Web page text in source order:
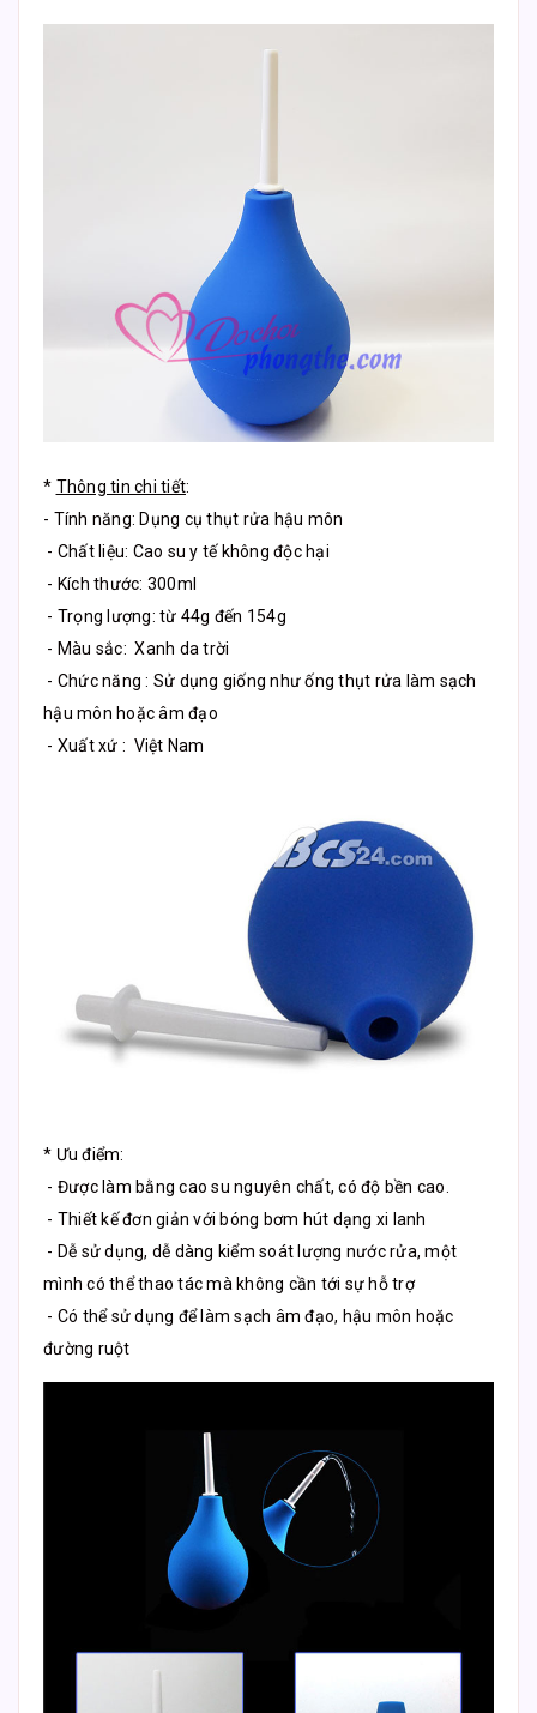
* Thông tin chi tiết:
- Tính năng: Dụng cụ thụt rửa hậu môn
- Chất liệu: Cao su y tế không độc hại
- Kích thước: 300ml
- Trọng lượng: từ 44g đến 154g
- Màu sắc: Xanh da trời
- Chức năng : Sử dụng giống như ống thụt rửa làm sạch
hậu môn hoặc âm đạo
- Xuất xứ : Việt Nam
* Ưu điểm:
- Được làm bằng cao su nguyên chất, có độ bền cao.
- Thiết kế đơn giản với bóng bơm hút dạng xi lanh
- Dễ sử dụng, dễ dàng kiểm soát lượng nước rửa, một
mình có thể thao tác mà không cần tới sự hỗ trợ
- Có thể sử dụng để làm sạch âm đạo, hậu môn hoặc
đường ruột